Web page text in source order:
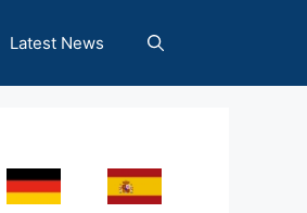
Latest News